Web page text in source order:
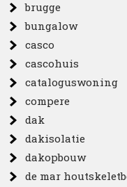
brugge
bungalow
casco
cascohuis
cataloguswoning
compere
dak
dakisolatie
dakopbouw
de mar